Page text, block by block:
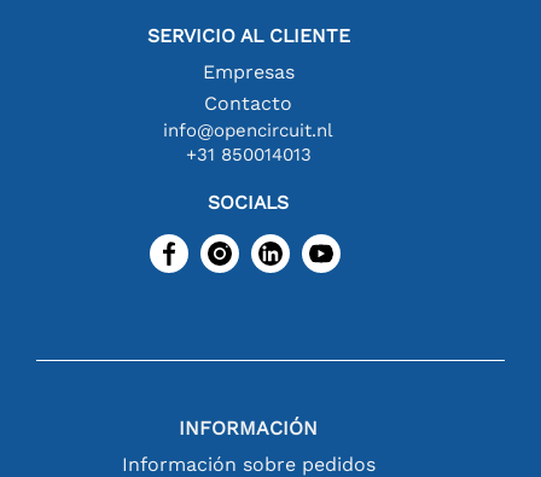
SERVICIO AL CLIENTE
Empresas
Contacto
info@opencircuit.nl
+31 850014013
SOCIALS
INFORMACIÓN
Información sobre pedidos